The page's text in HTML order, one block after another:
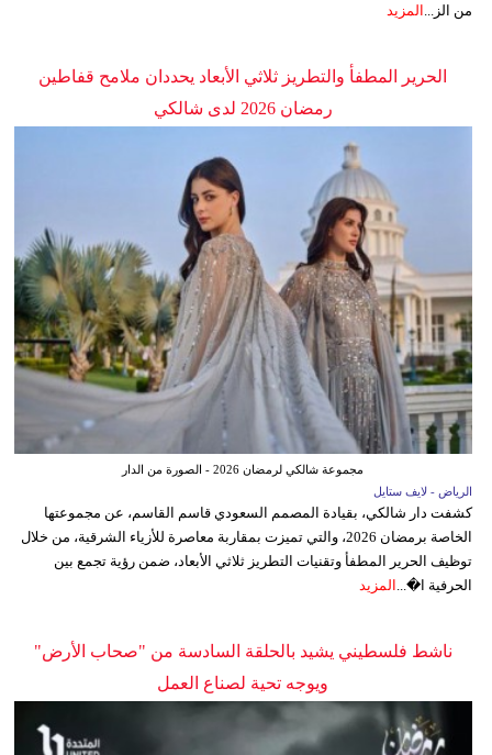
من الز...
المزيد
الحرير المطفأ والتطريز ثلاثي الأبعاد يحددان ملامح قفاطين
رمضان 2026 لدى شالكي
مجموعة شالكي لرمضان 2026 - الصورة من الدار
الرياض - لايف ستايل
كشفت دار شالكي، بقيادة المصمم السعودي قاسم القاسم، عن مجموعتها
الخاصة برمضان 2026، والتي تميزت بمقاربة معاصرة للأزياء الشرقية، من خلال
توظيف الحرير المطفأ وتقنيات التطريز ثلاثي الأبعاد، ضمن رؤية تجمع بين
الحرفية ا�... المزيد
ناشط فلسطيني يشيد بالحلقة السادسة من "صحاب الأرض"
ويوجه تحية لصناع العمل